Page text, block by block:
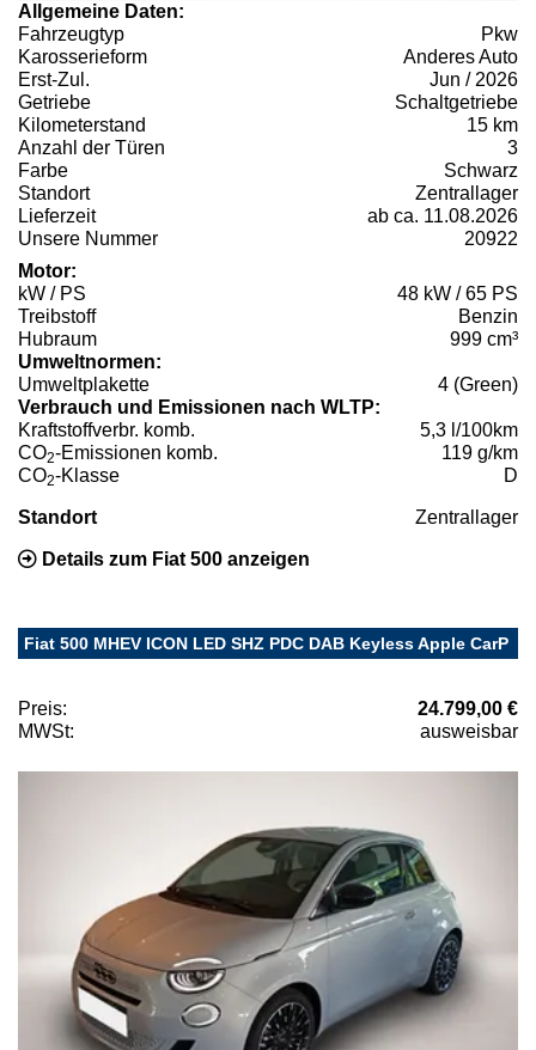
Allgemeine Daten:
Fahrzeugtyp
Pkw
Karosserieform
Anderes Auto
Erst-Zul.
Jun / 2026
Getriebe
Schaltgetriebe
Kilometerstand
15 km
Anzahl der Türen
3
Farbe
Schwarz
Standort
Zentrallager
Lieferzeit
ab ca. 11.08.2026
Unsere Nummer
20922
Motor:
kW / PS
48 kW / 65 PS
Treibstoff
Benzin
Hubraum
999 cm³
Umweltnormen:
Umweltplakette
4 (Green)
Verbrauch und Emissionen nach WLTP:
Kraftstoffverbr. komb.
5,3 l/100km
CO2-Emissionen komb.
119 g/km
CO2-Klasse D
Standort Zentrallager
Details zum Fiat 500 anzeigen
Fiat 500 MHEV ICON LED SHZ PDC DAB Keyless Apple CarP
Preis:
24.799,00 €
MWSt:
ausweisbar